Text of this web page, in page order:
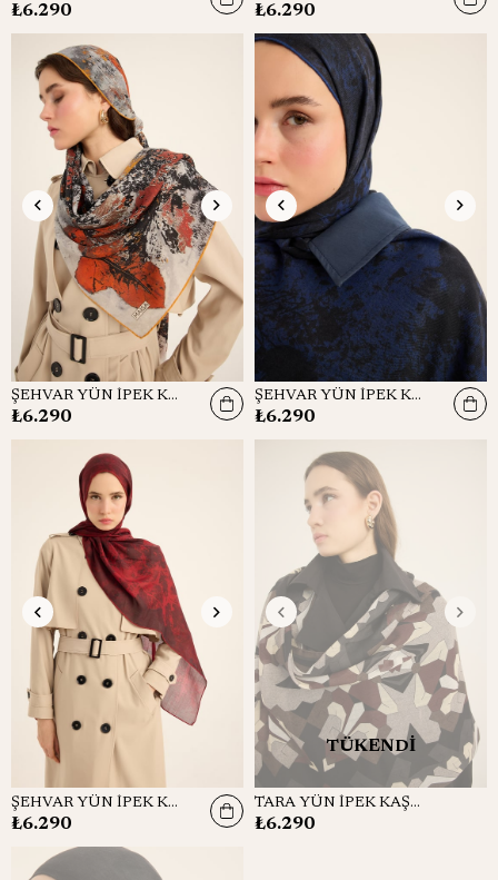
₺6.290 ₺6.290
ŞEHVAR YÜN İPEK KAŞMİR ŞAL 70*200 CM - GRİ
₺6.290
ŞEHVAR YÜN İPEK KAŞMİR ŞAL 70*200 CM - LACİVERT
₺6.290
ŞEHVAR YÜN İPEK KAŞMİR ŞAL 70*200 CM - BORDO
₺6.290
TÜKENDI
TARA YÜN İPEK KAŞMİR ŞAL 70*200 CM - KAHVERENGİ
₺6.290